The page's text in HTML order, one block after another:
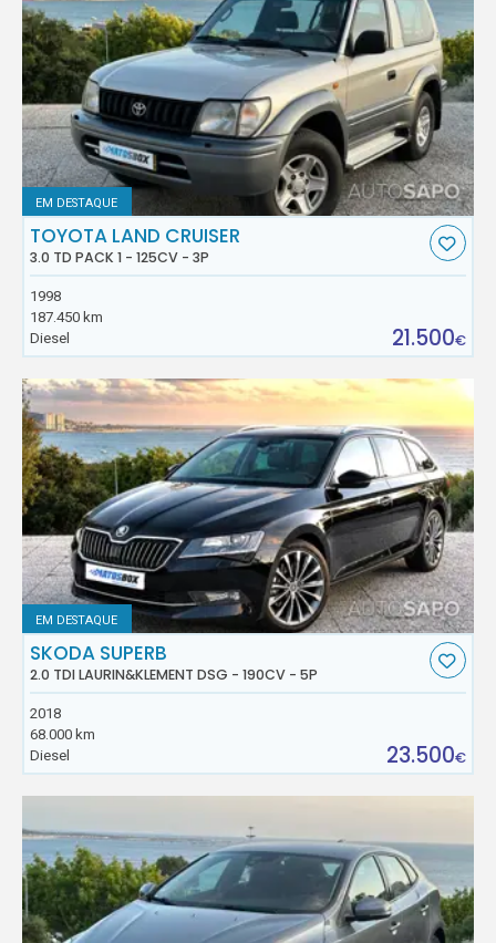
EM DESTAQUE
TOYOTA LAND CRUISER
3.0 TD PACK 1 - 125CV - 3P
1998
187.450 km
Diesel
21.500€
EM DESTAQUE
SKODA SUPERB
2.0 TDI LAURIN&KLEMENT DSG - 190CV - 5P
2018
68.000 km
Diesel
23.500€